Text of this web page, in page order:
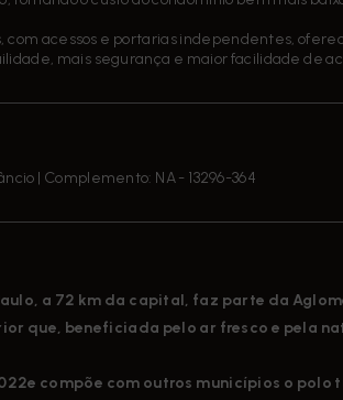
acessos e portarias independentes,
mais segurança e maior facilidade de
| Complemento: NA- 13296-364
a 72 km da capital, faz parte da
que, beneficiada pelo ar fresco e pela
compõe com outros municípios o polo